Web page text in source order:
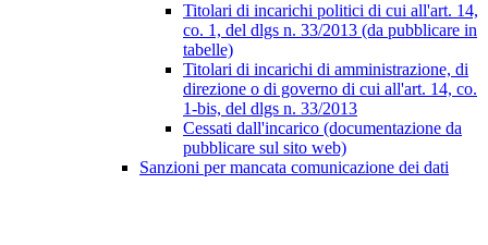
Titolari di incarichi politici di cui all'art. 14,
co. 1, del dlgs n. 33/2013 (da pubblicare in
tabelle)
Titolari di incarichi di amministrazione, di
direzione o di governo di cui all'art. 14, co.
1-bis, del dlgs n. 33/2013
Cessati dall'incarico (documentazione da
pubblicare sul sito web)
Sanzioni per mancata comunicazione dei dati